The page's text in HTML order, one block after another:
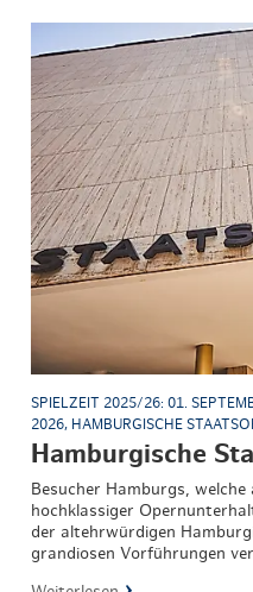
SPIELZEIT 2025/26: 01.
2026, HAMBURGISCHE
Hamburgische
Besucher Hamburgs, welche
hochklassiger
der altehrwürdigen
grandiosen Vorführungen